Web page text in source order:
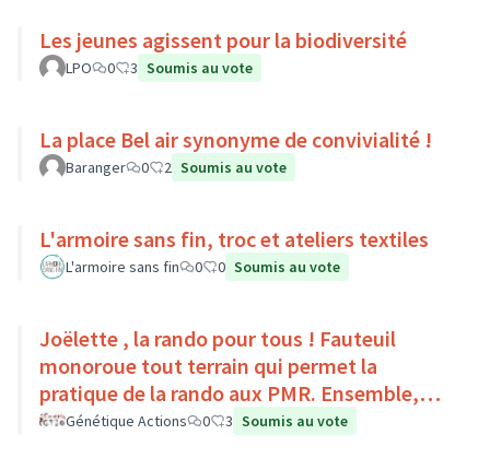
Les jeunes agissent pour la biodiversité
LPO 0 3 Soumis au vote
La place Bel air synonyme de convivialité !
Baranger 0 2 Soumis au vote
L'armoire sans fin, troc et ateliers textiles
L'armoire sans fin 0 0 Soumis au vote
Joëlette , la rando pour tous ! Fauteuil
monoroue tout terrain qui permet la
pratique de la rando aux PMR. Ensemble,
faisons du sport :)
Génétique Actions 0 3 Soumis au vote